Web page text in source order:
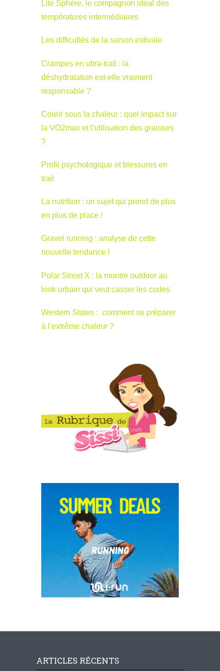
Lite Sphère, le compagnon idéal des
températures intermédiaires
Les difficultés de la saison estivale
Crampes en ultra-trail : la
déshydratation est-elle vraiment
responsable ?
Courir sous la chaleur : quel impact sur
la VO2max et l’utilisation des graisses
?
Profil psychologique et blessures en
trail
La nutrition : un sujet qui prend de plus
en plus de place !
Gravel running : analyse de cette
nouvelle tendance !
Polar Street X : la montre outdoor au
look urbain qui veut casser les codes
Western States : comment se préparer
à l’extrême chaleur ?
ARTICLES RÉCENTS